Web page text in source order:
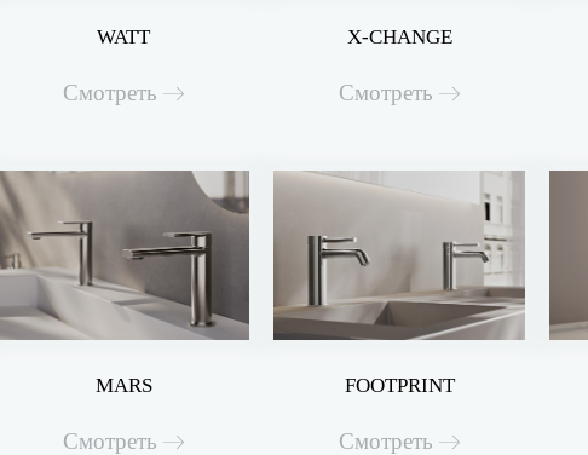
WATT
Смотреть
X-CHANGE
Смотреть
MARS
Смотреть
FOOTPRINT
Смотреть